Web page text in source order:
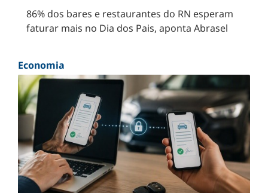
86% dos bares e restaurantes do RN esperam
faturar mais no Dia dos Pais, aponta Abrasel
Economia